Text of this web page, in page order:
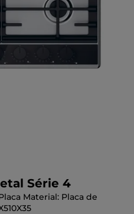
Série 4
Material: Placa de